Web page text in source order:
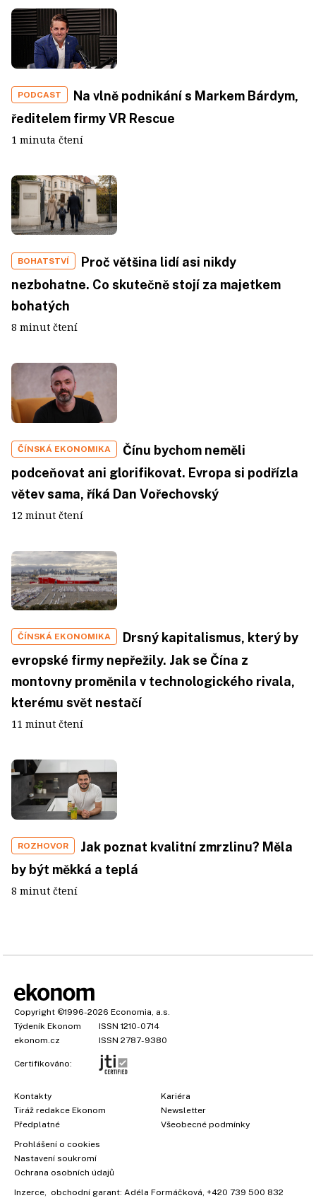
PODCAST
Na vlně podnikání s Markem Bárdym,
ředitelem firmy VR Rescue
1 minuta čtení
BOHATSTVÍ
Proč většina lidí asi nikdy
nezbohatne. Co skutečně stojí za majetkem
bohatých
8 minut čtení
ČÍNSKÁ EKONOMIKA
Čínu bychom neměli
podceňovat ani glorifikovat. Evropa si podřízla
větev sama, říká Dan Vořechovský
12 minut čtení
ČÍNSKÁ EKONOMIKA
Drsný kapitalismus, který by
evropské firmy nepřežily. Jak se Čína z
montovny proměnila v technologického rivala,
kterému svět nestačí
11 minut čtení
ROZHOVOR
Jak poznat kvalitní zmrzlinu? Měla
by být měkká a teplá
8 minut čtení
Copyright ©1996-2026 Economia, a.s.
Týdeník Ekonom
ISSN 1210-0714
ekonom.cz
ISSN 2787-9380
Certifikováno:
Kontakty
Tiráž redakce Ekonom
Předplatné
Kariéra
Newsletter
Všeobecné podmínky
Prohlášení o cookies
Nastavení soukromí
Ochrana osobních údajů
Inzerce , obchodní garant: Adéla Formáčková +420 739 500 832